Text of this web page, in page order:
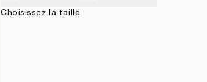
Choisissez la taille